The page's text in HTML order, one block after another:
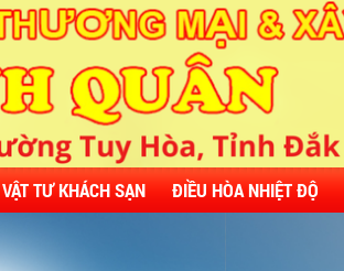
VẬT TƯ KHÁCH SẠN ĐIỀU HÒA NHIỆT ĐỘ